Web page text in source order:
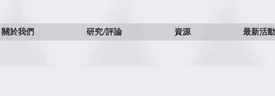
關於我們 研究/評論 資源 最新活動